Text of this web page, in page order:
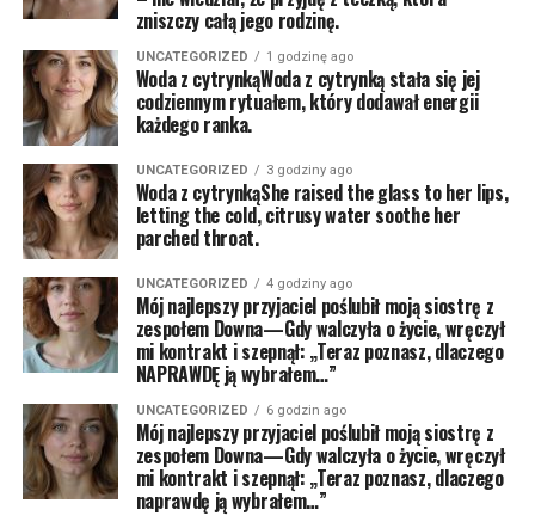
zniszczy całą jego rodzinę.
UNCATEGORIZED 1 godzinę ago
Woda z cytrynkąWoda z cytrynką stała się jej
codziennym rytuałem, który dodawał energii
każdego ranka.
UNCATEGORIZED 3 godziny ago
Woda z cytrynkąShe raised the glass to her lips,
letting the cold, citrusy water soothe her
parched throat.
UNCATEGORIZED 4 godziny ago
Mój najlepszy przyjaciel poślubił moją siostrę z
zespołem Downa—Gdy walczyła o życie, wręczył
mi kontrakt i szepnął: „Teraz poznasz, dlaczego
NAPRAWDĘ ją wybrałem…”
UNCATEGORIZED 6 godzin ago
Mój najlepszy przyjaciel poślubił moją siostrę z
zespołem Downa—Gdy walczyła o życie, wręczył
mi kontrakt i szepnął: „Teraz poznasz, dlaczego
naprawdę ją wybrałem…”